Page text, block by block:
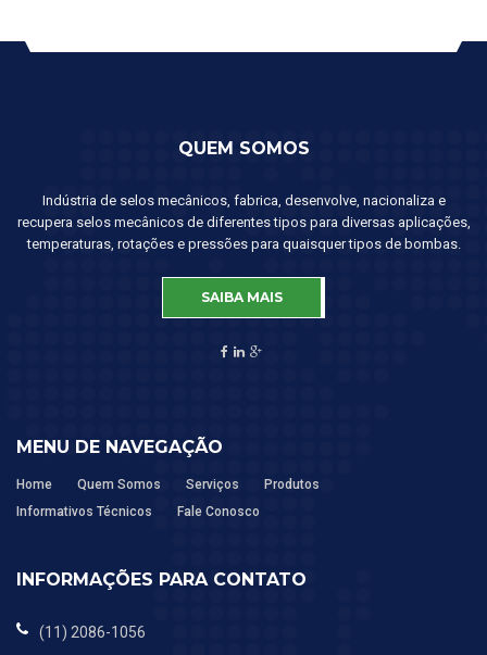
QUEM SOMOS
Indústria de selos mecânicos, fabrica, desenvolve, nacionaliza e
recupera selos mecânicos de diferentes tipos para diversas aplicações,
temperaturas, rotações e pressões para quaisquer tipos de bombas.
SAIBA MAIS
MENU DE NAVEGAÇÃO
Home Quem Somos Serviços
Produtos
Informativos Técnicos
Fale Conosco
INFORMAÇÕES PARA CONTATO
(11) 2086-1056